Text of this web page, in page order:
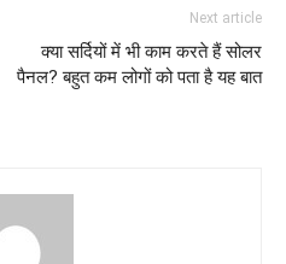
Next article
क्या सर्दियों में भी काम करते हैं सोलर
पैनल? बहुत कम लोगों को पता है यह बात